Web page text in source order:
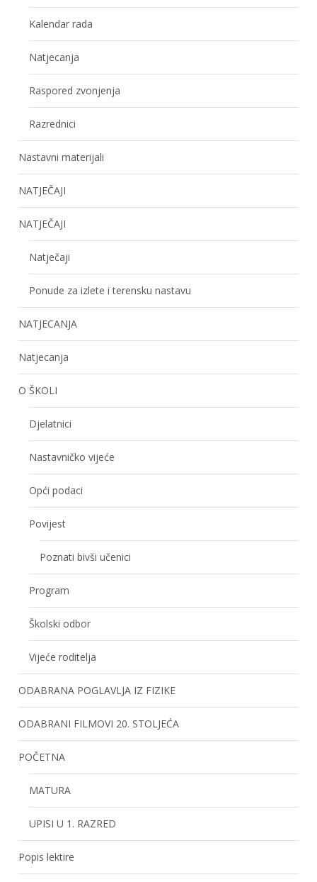
Kalendar rada
Natjecanja
Raspored zvonjenja
Razrednici
Nastavni materijali
NATJEČAJI
NATJEČAJI
Natječaji
Ponude za izlete i terensku nastavu
NATJECANJA
Natjecanja
O ŠKOLI
Djelatnici
Nastavničko vijeće
Opći podaci
Povijest
Poznati bivši učenici
Program
Školski odbor
Vijeće roditelja
ODABRANA POGLAVLJA IZ FIZIKE
ODABRANI FILMOVI 20. STOLJEĆA
POČETNA
MATURA
UPISI U 1. RAZRED
Popis lektire